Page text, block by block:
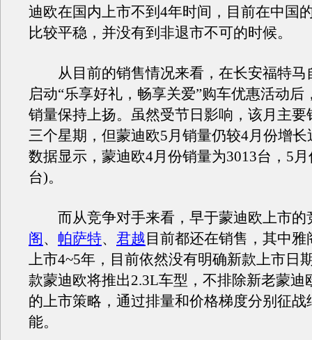
迪欧在国内上市不到4年时间，目前在中国
比较平稳，并没有到非退市不可的时候。
从目前的销售情况来看，在长安福特马
启动“乐享好礼，畅享关爱”购车优惠活动后
销量保持上扬。虽然受节日影响，该月主要
三个星期，但蒙迪欧5月销量仍较4月份增长
数据显示，蒙迪欧4月份销量为3013台，5月
台)。
而从竞争对手来看，早于蒙迪欧上市的
阁、 帕萨特、 君越目前都还在销售，其中雅
上市4~5年，目前依然没有明确新款上市日
款蒙迪欧将推出2.3L车型，不排除新老蒙迪
的上市策略，通过排量和价格梯度分别征战
能。